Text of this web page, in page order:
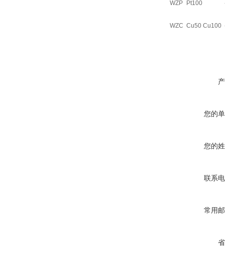
WZP Pt100
WZC Cu50 Cu100
您的
您的
联系
常用